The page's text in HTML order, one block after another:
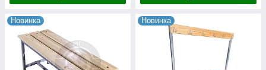
Новинка Новинка